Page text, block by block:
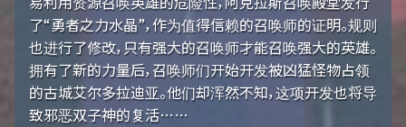
了“勇者之力水晶”，作为值得信赖的召唤师的证明。规则
也进行了修改，只有强大的召唤师才能召唤强大的英雄。
拥有了新的力量后，召唤师们开始开发被凶猛怪物占领
的古城艾尔多拉迪亚。他们却浑然不知，这项开发也将导
致邪恶双子神的复活……